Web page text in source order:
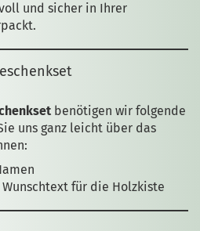
und sicher in Ihrer
benötigen wir folgende
uns ganz leicht über das
für die Holzkiste